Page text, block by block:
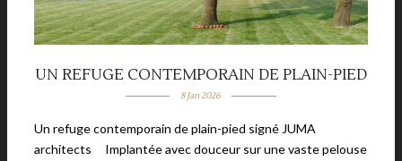
UN REFUGE CONTEMPORAIN DE PLAIN-PIED
8 Jan 2026
Un refuge contemporain de plain-pied signé JUMA
architects Implantée avec douceur sur une vaste pelouse